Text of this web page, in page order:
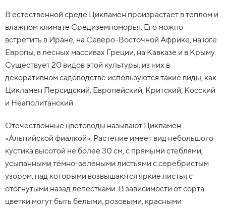
В естественной среде Цикламен произрастает в тёплом и
влажном климате Средиземноморья. Его можно
встретить в Иране, на Северо-Восточной Африке, на юге
Европы, в лесных массивах Греции, на Кавказе и в Крыму.
Существует 20 видов этой культуры, из них в
декоративном садоводстве используются такие виды, как
Цикламен Персидский, Европейский, Критский, Косский
и Неаполитанский.
Отечественные цветоводы называют Цикламен
«Альпийской фиалкой». Растение имеет вид небольшого
кустика высотой не более 30 см, с прямыми стеблями,
усыпанными тёмно-зелёными листьями с серебристым
узором, над которыми возвышаются яркие листья с
отогнутыми назад лепестками. В зависимости от сорта
цветки могут быть белыми, розовыми, красными